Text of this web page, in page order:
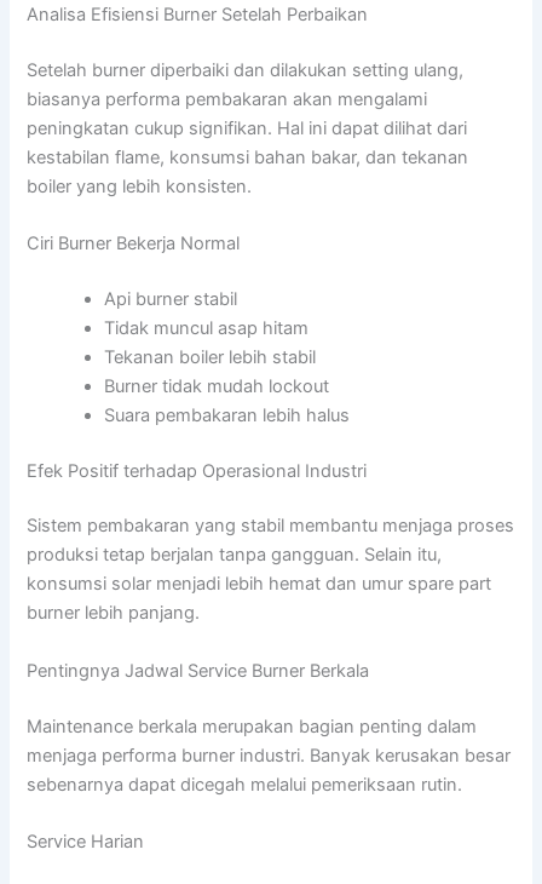
Analisa Efisiensi Burner Setelah Perbaikan
Setelah burner diperbaiki dan dilakukan setting ulang,
biasanya performa pembakaran akan mengalami
peningkatan cukup signifikan. Hal ini dapat dilihat dari
kestabilan flame, konsumsi bahan bakar, dan tekanan
boiler yang lebih konsisten.
Ciri Burner Bekerja Normal
Api burner stabil
Tidak muncul asap hitam
Tekanan boiler lebih stabil
Burner tidak mudah lockout
Suara pembakaran lebih halus
Efek Positif terhadap Operasional Industri
Sistem pembakaran yang stabil membantu menjaga proses
produksi tetap berjalan tanpa gangguan. Selain itu,
konsumsi solar menjadi lebih hemat dan umur spare part
burner lebih panjang.
Pentingnya Jadwal Service Burner Berkala
Maintenance berkala merupakan bagian penting dalam
menjaga performa burner industri. Banyak kerusakan besar
sebenarnya dapat dicegah melalui pemeriksaan rutin.
Service Harian